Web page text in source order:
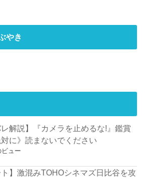
やき
レ解説】『カメラを止めるな!』鑑賞
に》読まないでください
ュー
ト】激混みTOHOシネマズ日比谷を攻